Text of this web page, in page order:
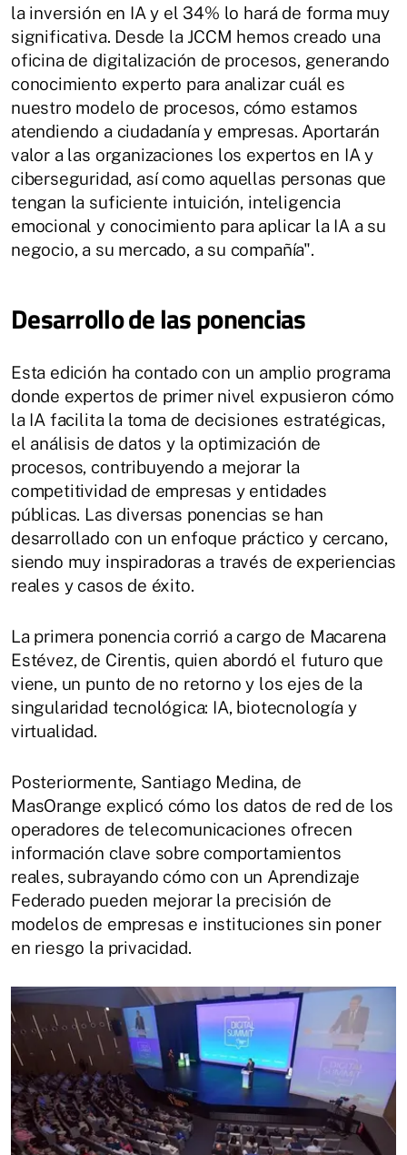
la inversión en IA y el 34% lo hará de forma muy
significativa. Desde la JCCM hemos creado una
oficina de digitalización de procesos, generando
conocimiento experto para analizar cuál es
nuestro modelo de procesos, cómo estamos
atendiendo a ciudadanía y empresas. Aportarán
valor a las organizaciones los expertos en IA y
ciberseguridad, así como aquellas personas que
tengan la suficiente intuición, inteligencia
emocional y conocimiento para aplicar la IA a su
negocio, a su mercado, a su compañía".
Desarrollo de las ponencias
Esta edición ha contado con un amplio programa
donde expertos de primer nivel expusieron cómo
la IA facilita la toma de decisiones estratégicas,
el análisis de datos y la optimización de
procesos, contribuyendo a mejorar la
competitividad de empresas y entidades
públicas. Las diversas ponencias se han
desarrollado con un enfoque práctico y cercano,
siendo muy inspiradoras a través de experiencias
reales y casos de éxito.
La primera ponencia corrió a cargo de Macarena
Estévez, de Cirentis, quien abordó el futuro que
viene, un punto de no retorno y los ejes de la
singularidad tecnológica: IA, biotecnología y
virtualidad.
Posteriormente, Santiago Medina, de
MasOrange explicó cómo los datos de red de los
operadores de telecomunicaciones ofrecen
información clave sobre comportamientos
reales, subrayando cómo con un Aprendizaje
Federado pueden mejorar la precisión de
modelos de empresas e instituciones sin poner
en riesgo la privacidad.